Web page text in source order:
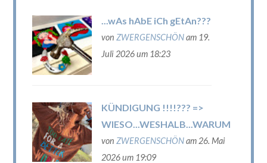
...wAs hAbE iCh gEtAn???
von ZWERGENSCHÖNam 19.
Juli 2026 um 18:23
KÜNDIGUNG !!!!??? =>
WIESO...WESHALB...WARUM
von ZWERGENSCHÖNam 26. Mai
2026 um 19:09